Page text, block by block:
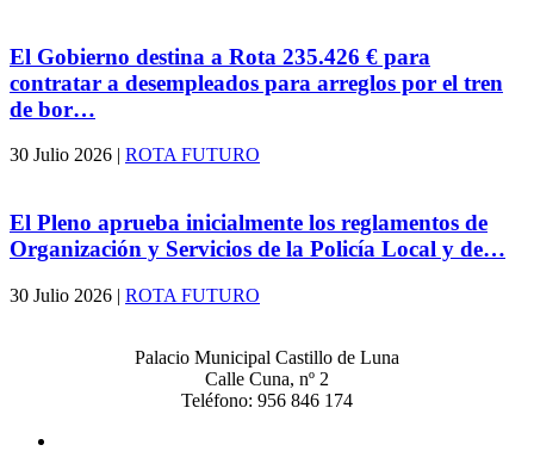
El Gobierno destina a Rota 235.426 € para
contratar a desempleados para arreglos por el tren
de bor…
30 Julio 2026 | ROTA FUTURO
El Pleno aprueba inicialmente los reglamentos de
Organización y Servicios de la Policía Local y de…
30 Julio 2026 | ROTA FUTURO
Palacio Municipal Castillo de Luna
Calle Cuna, nº 2
Teléfono: 956 846 174